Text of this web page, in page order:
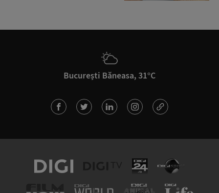
București Băneasa, 31°C